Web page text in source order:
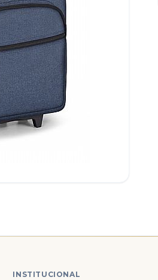
INSTITUCIONAL